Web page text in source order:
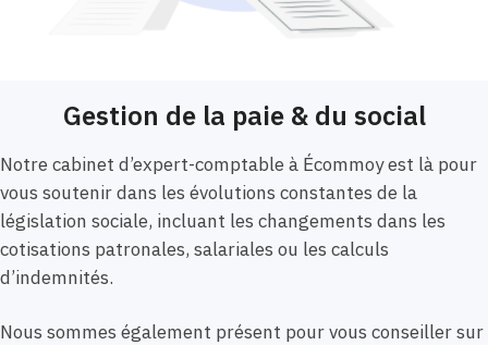
Gestion de la paie & du social
Notre cabinet d’expert-comptable à Écommoy est là pour
vous soutenir dans les évolutions constantes de la
législation sociale, incluant les changements dans les
cotisations patronales, salariales ou les calculs
d’indemnités.
Nous sommes également présent pour vous conseiller sur